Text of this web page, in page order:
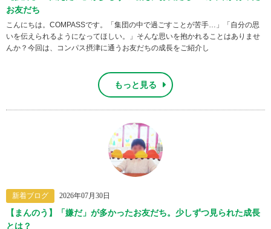
お友だち
こんにちは。COMPASSです。「集団の中で過ごすことが苦手…」「自分の思
いを伝えられるようになってほしい。」そんな思いを抱かれることはありませ
んか？今回は、コンパス摂津に通うお友だちの成長をご紹介し
もっと見る
新着ブログ 2026年07月30日
【まんのう】「嫌だ」が多かったお友だち。少しずつ見られた成長
とは？